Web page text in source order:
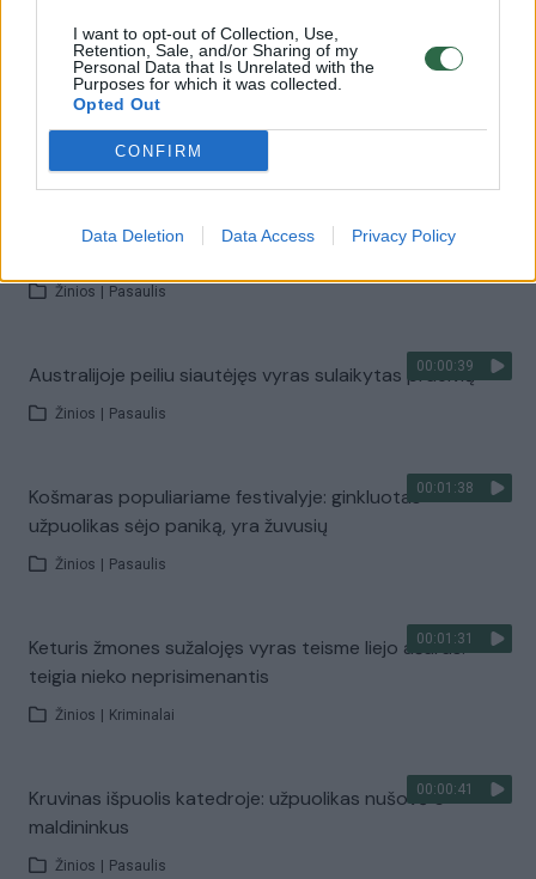
I want to opt-out of Collection, Use,
Retention, Sale, and/or Sharing of my
Personal Data that Is Unrelated with the
Purposes for which it was collected.
Opted Out
CONFIRM
Data Deletion Data Access Privacy Policy
00:00:55
Maža mergaitė papūgą išmokė neįtikėtino triuko –
giminės bijo artintis
Augintinis
Kinijoje kartojasi kriminaliniai incidentai mokyklose:
pražudyti 8 moksleiviai
Žinios Pasaulis
00:00:39
Australijoje peiliu siautėjęs vyras sulaikytas praeivių
Žinios Pasaulis
00:01:38
Košmaras populiariame festivalyje: ginkluotas
užpuolikas sėjo paniką, yra žuvusių
Žinios Pasaulis
00:01:31
Keturis žmones sužalojęs vyras teisme liejo ašaras:
teigia nieko neprisimenantis
Žinios Kriminalai
00:00:41
Kruvinas išpuolis katedroje: užpuolikas nušovė 5
maldininkus
Žinios Pasaulis